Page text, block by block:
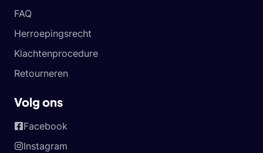
FAQ
Herroepingsrecht
Klachtenprocedure
Retourneren
Volg ons
Facebook
Instagram